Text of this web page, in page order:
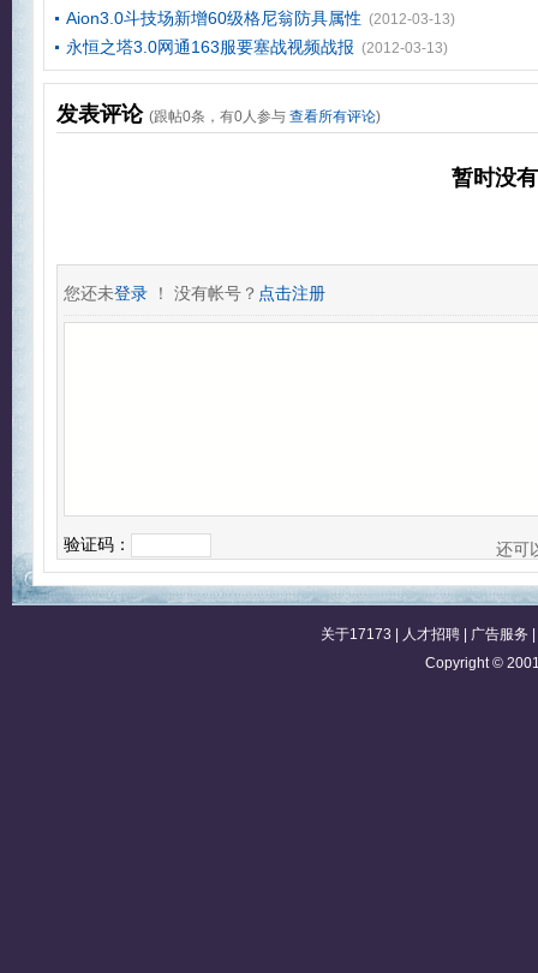
Aion3.0斗技场新增60级格尼翁防具属性 (2012-03-13)
永恒之塔3.0网通163服要塞战视频战报 (2012-03-13)
发表评论 (跟帖0条，有0人参与 查看所有评论)
暂时没
您还未登录 ！ 没有帐号？ 点击注册
验证码： 还可
关于17173 人才招聘 广告服务
Copyright ©